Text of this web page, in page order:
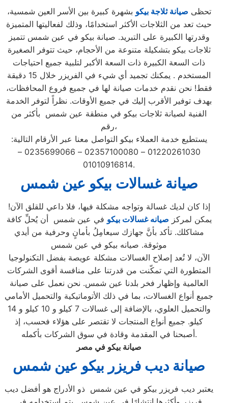
تحظى صيانة ثلاجة بيكو بشهرة كبيرة بين الأسر العين شمسية،
حيث تعد من الثلاجات الأكثر استخدامًا، وذلك لفعاليتها المتميزة
وقدرتها الكبيرة على التبريد. صيانة بيكو في عين شمس تتميز
ثلاجات بيكو بتشكيلة متنوعة من الأحجام، حيث تتوفر الصغيرة
ذات السعة الكبيرة ذات السعة الأكبر لتلبية جميع احتياجات
المستخدم . يمكنك تجميد أي شيء في الفريزر خلال 15 دقيقة
فقط! نحن نقدم خدمات صيانة لها في جميع فروع المحافظات،
بهدف توفير الأقرب إليك في جميع الأوقات. نظراً لتوفر الخدمة
الفنية لصيانة ثلاجات بيكو في منطقة عين شمس بأكثر من
رقم،
يستطيع خدمة العملاء بيكو التواصل معنا عبر الأرقام التالية:
01220261030 – 02357100080 – 0235699066 –
01010916814.
صيانة غسالات بيكو عين شمس
إذا كان لديك غسالة وتواجه مشكلة فيها، فلا داعي للقلق الآن!
يمكن لمركز صيانه غسالات بيكو في عين شمس أن يُحلِّ كافة
مشاكلك. تأكد بأنَّ جهازك سيعامِلُ بأمانٍ وحرفية من أيدي
موثوقة. صيانه بيكو في عين شمس
الآن، لا تُعد إصلاح الغسالات مشكلة عويصة بفضل التكنولوجيا
المتطورة التي تمكّنت من قدرتنا على منافسة أقوى الشركات
العالمية وإظهار فخر بلدنا عين شمس. نحن نعمل على صيانة
جميع أنواع الغسالات، بما في ذلك الأتوماتيكية والتحميل الأمامي
والتحميل العلوي، بالإضافة إلى غسالات 7 كيلو و 10 كيلو و 14
كيلو. جميع أنواع المنتجات لا تقتصر على هؤلاء فحسب، إذ
أصبحنا في المقدمة وقادة في سوق الشركات بأكمله.
صيانة بيكو في مصر
صيانة ديب فريزر بيكو عين شمس
يعتبر ديب فريزر بيكو في عين شمس ذو الأدراج هو أفضل ديب